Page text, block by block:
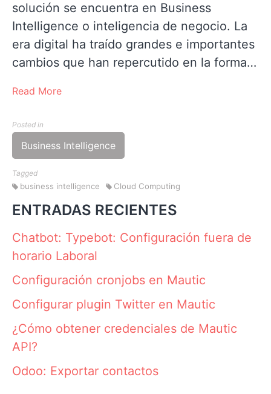
solución se encuentra en Business
Intelligence o inteligencia de negocio. La
era digital ha traído grandes e importantes
cambios que han repercutido en la forma…
Read More
Posted in
Business Intelligence
Tagged
business intelligence Cloud Computing
ENTRADAS RECIENTES
Chatbot: Typebot: Configuración fuera de
horario Laboral
Configuración cronjobs en Mautic
Configurar plugin Twitter en Mautic
¿Cómo obtener credenciales de Mautic
API?
Odoo: Exportar contactos